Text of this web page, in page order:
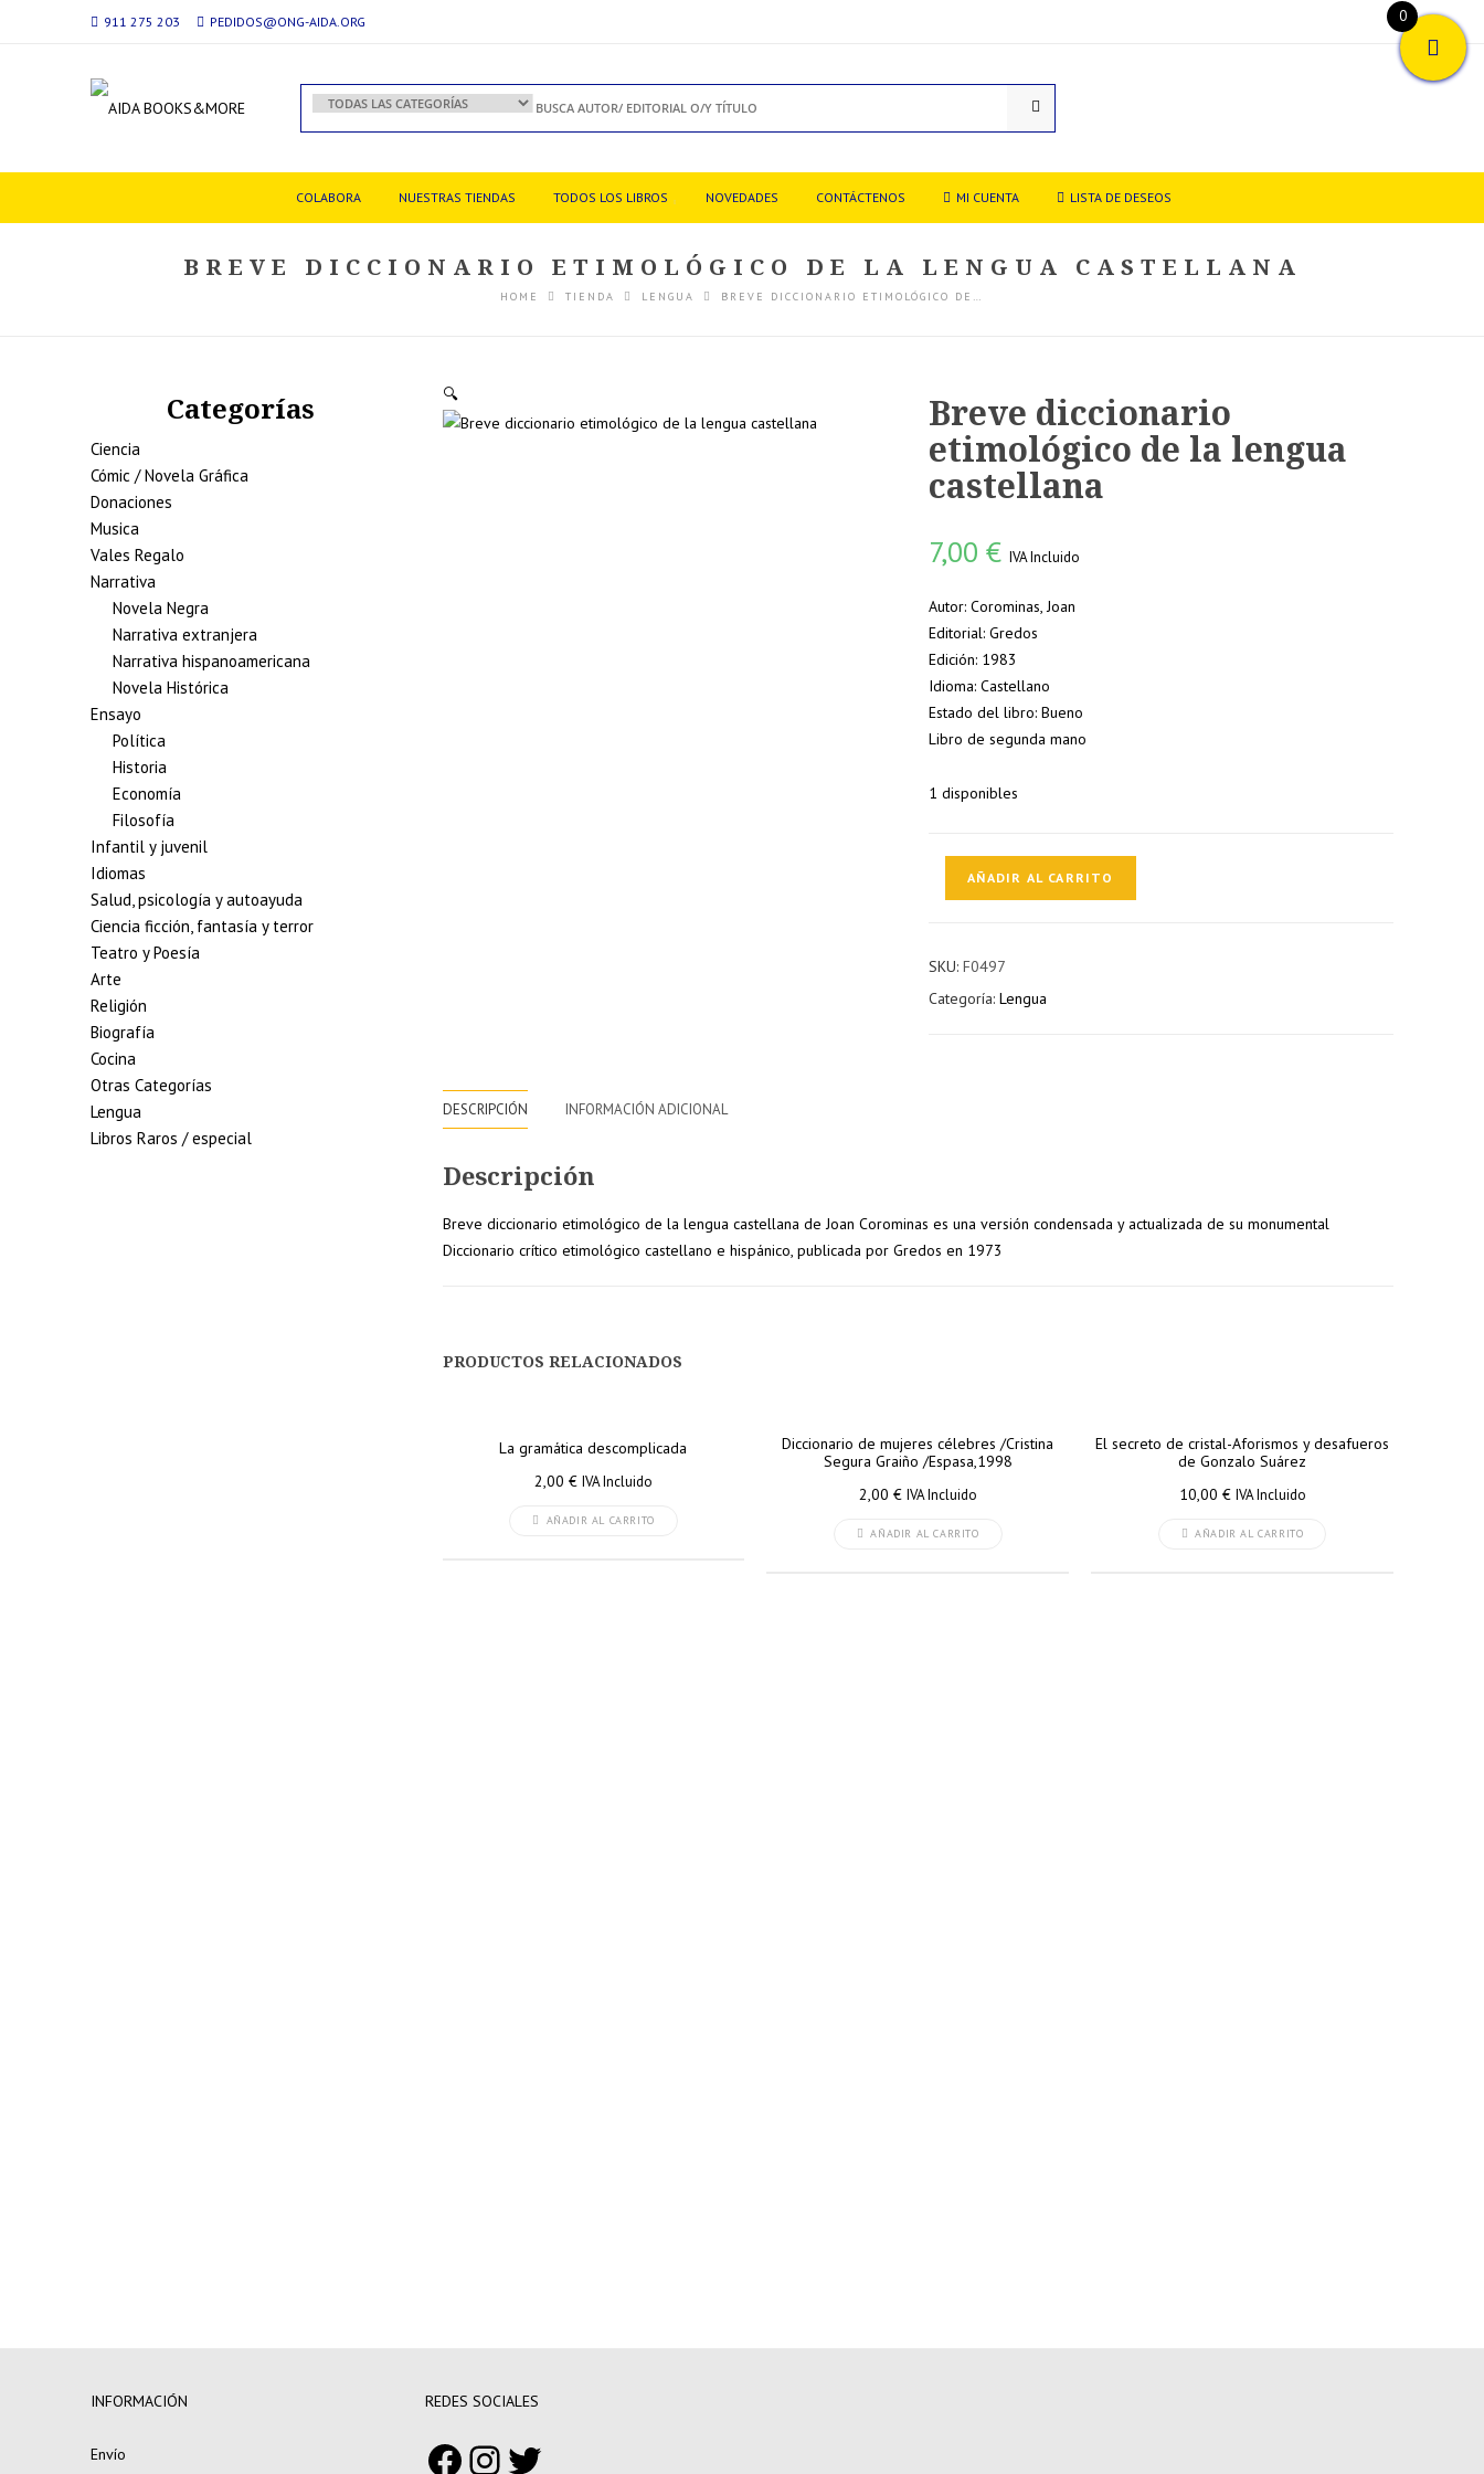
911 275 203 PEDIDOS@ONG-AIDA.ORG
COLABORA NUESTRAS TIENDAS TODOS LOS LIBROS NOVEDADES CONTÁCTENOS MI CUENTA LISTA DE DESEOS
BREVE DICCIONARIO ETIMOLÓGICO DE LA LENGUA CASTELLANA
HOME TIENDA LENGUA BREVE DICCIONARIO ETIMOLÓGICO DE…
🔍
Breve diccionario
etimológico de la lengua
castellana
7,00€ IVA Incluido
Autor: Corominas, Joan
Editorial: Gredos
Edición: 1983
Idioma: Castellano
Estado del libro: Bueno
Libro de segunda mano
1 disponibles
la
lengua
AÑADIR AL CARRITO
SKU:F0497
Categoría:Lengua
DESCRIPCIÓN INFORMACIÓN ADICIONAL
Descripción
Breve diccionario etimológico de la lengua castellana de Joan Corominas es una versión condensada y actualizada de su monumental
Diccionario crítico etimológico castellano e hispánico, publicada por Gredos en 1973
PRODUCTOS RELACIONADOS
La gramática descomplicada
2,00 € IVA Incluido
AÑADIR AL CARRITO
Diccionario de mujeres célebres /Cristina
Segura Graiño /Espasa,1998
2,00 € IVA Incluido
AÑADIR AL CARRITO
El secreto de cristal-Aforismos y desafueros
de Gonzalo Suárez
10,00 € IVA Incluido
AÑADIR AL CARRITO
Categorías
Ciencia
Cómic / Novela Gráfica
Donaciones
Musica
Vales Regalo
Narrativa
Novela Negra
Narrativa extranjera
Narrativa hispanoamericana
Novela Histórica
Ensayo
Política
Historia
Economía
Filosofía
Infantil y juvenil
Idiomas
Salud, psicología y autoayuda
Ciencia ficción, fantasía y terror
Teatro y Poesía
Arte
Religión
Biografía
Cocina
Otras Categorías
Lengua
Libros Raros / especial
INFORMACIÓN
Envío
REDES SOCIALES
Facebook
Instagram
Twitter
0